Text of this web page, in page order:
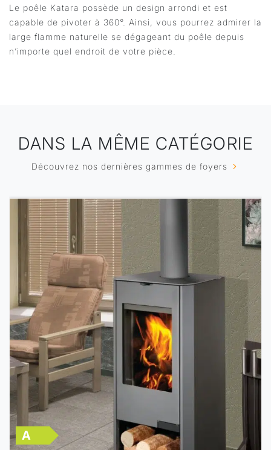
Le poêle Katara possède un design arrondi et est
capable de pivoter à 360°. Ainsi, vous pourrez admirer la
large flamme naturelle se dégageant du poêle depuis
n’importe quel endroit de votre pièce.
DANS LA MÊME CATÉGORIE
Découvrez nos dernières gammes de foyers
A